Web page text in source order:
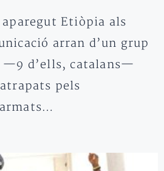
Etiòpia als
arran d’un grup
—9 d’ells, catalans—
pels